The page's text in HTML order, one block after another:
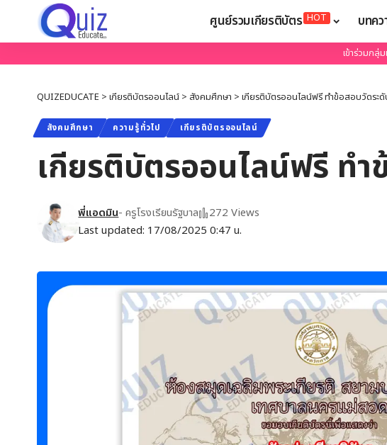
ศูนย์รวมเกียรติบัตร HOT บทคว
เข้าร่วมกลุ่
QUIZEDUCATE > เกียรติบัตรออนไลน์ > สังคมศึกษา > เกียรติบัตรออนไลน์ฟรี ทำข้อสอบวัดระดั
สังคมศึกษา ความรู้ทั่วไป เกียรติบัตรออนไลน์
เกียรติบัตรออนไลน์ฟรี ทำ
Last updated: 17/08/2025 0:47 น.
พี่แอดมิน- ครูโรงเรียนรัฐบาล 272 Views